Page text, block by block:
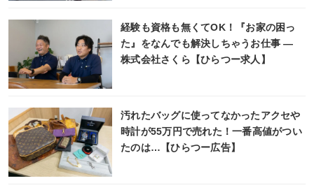
経験も資格も無くてOK！『お家の困っ
た』をなんでも解決しちゃうお仕事 ―
株式会社さくら【ひらつー求人】
汚れたバッグに使ってなかったアクセや
時計が55万円で売れた！一番高値がつい
たのは…【ひらつー広告】